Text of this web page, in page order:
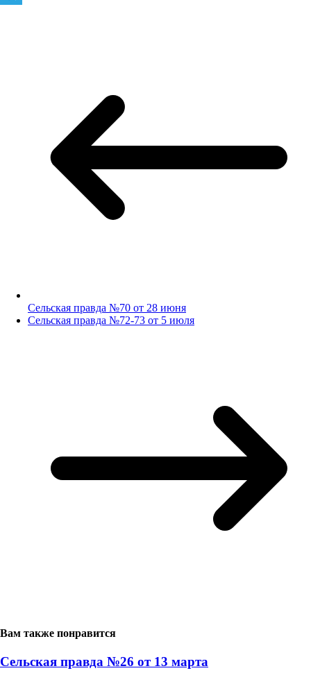
Сельская правда №70 от 28 июня
Сельская правда №72-73 от 5 июля
Вам также понравится
Сельская правда №26 от 13 марта